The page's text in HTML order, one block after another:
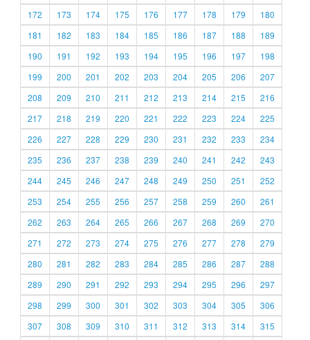
172
173 174 175 176 177 178 179
180
181
182 183 184 185 186 187 188
189
190
191 192 193 194 195 196 197
198
199
200 201 202 203 204 205 206
207
208
209 210 211 212 213 214 215
216
217
218 219 220 221 222 223 224
225
226
227 228 229 230 231 232 233
234
235
236 237 238 239 240 241 242
243
244
245 246 247 248 249 250 251
252
253
254 255 256 257 258 259 260
261
262
263 264 265 266 267 268 269
270
271
272 273 274 275 276 277 278
279
280
281 282 283 284 285 286 287
288
289
290 291 292 293 294 295 296
297
298
299 300 301 302 303 304 305
306
307
308 309 310 311 312 313 314 315